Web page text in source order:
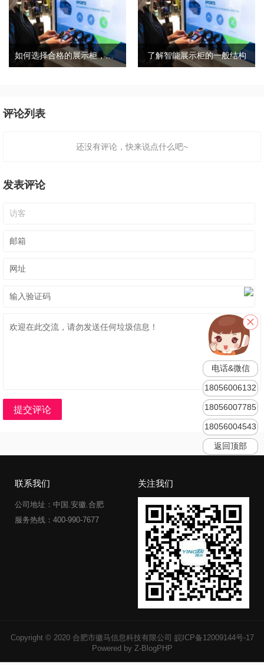
如何选择合格的展示柜，合格的展柜有哪些特点？ 了解智能展示柜的一般结构
评论列表
还没有评论，快来说点什么吧~
发表评论
提交评论
联系我们
公司地址：中国.安徽.合肥
服务热线：400-990-7677
关注我们
Copyright © 2020 合肥市徽马信息科技有限公司 皖ICP备12009144号-17
Powered by Z-BlogPHP
电话&微信
18056006132
18056007785
18056004543
返回顶部